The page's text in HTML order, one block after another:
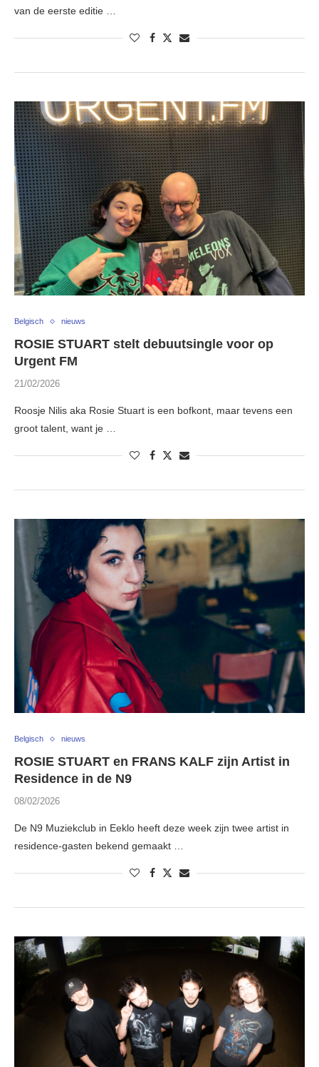
van de eerste editie …
Belgisch nieuws
ROSIE STUART stelt debuutsingle voor op
Urgent FM
21/02/2026
Roosje Nilis aka Rosie Stuart is een bofkont, maar tevens een
groot talent, want je …
Belgisch nieuws
ROSIE STUART en FRANS KALF zijn Artist in
Residence in de N9
08/02/2026
De N9 Muziekclub in Eeklo heeft deze week zijn twee artist in
residence-gasten bekend gemaakt …